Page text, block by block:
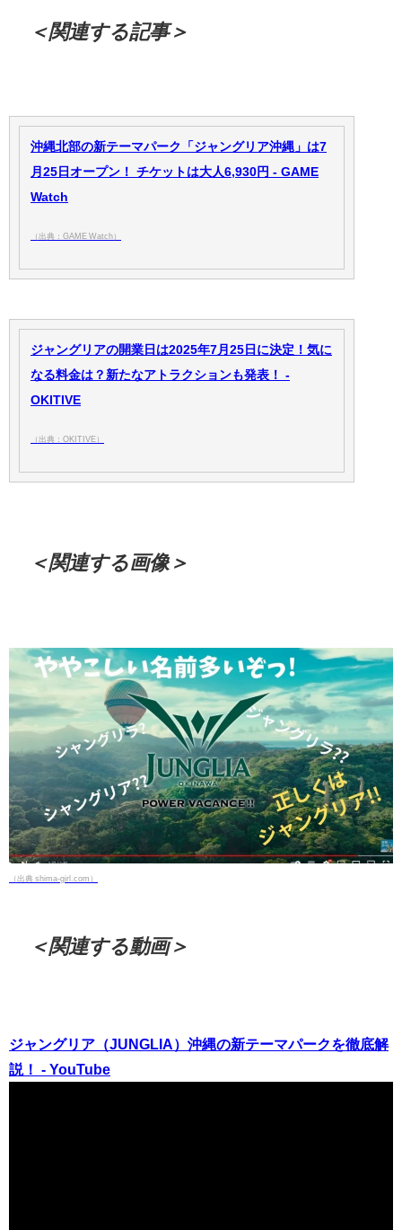
＜関連する記事＞
沖縄北部の新テーマパーク「ジャングリア沖縄」は7
月25日オープン！ チケットは大人6,930円 - GAME
Watch
（出典：GAME Watch）
ジャングリアの開業日は2025年7月25日に決定！気に
なる料金は？新たなアトラクションも発表！ -
OKITIVE
（出典：OKITIVE）
＜関連する画像＞
（出典 shima-girl.com）
＜関連する動画＞
ジャングリア（JUNGLIA）沖縄の新テーマパークを徹底解
説！ - YouTube